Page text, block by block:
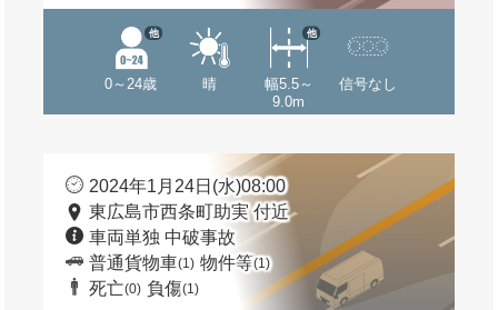
0～24歳
他
晴
幅5.5～
9.0m
他
信号なし
2024年1月24日(水)08:00
東広島市西条町助実 付近
車両単独 中破事故
普通貨物車(1) 物件等(1)
死亡(0) 負傷(1)